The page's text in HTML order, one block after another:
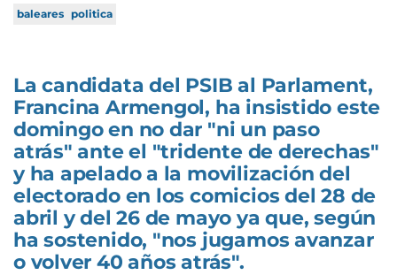
baleares politica
La candidata del PSIB al Parlament,
Francina Armengol, ha insistido este
domingo en no dar "ni un paso
atrás" ante el "tridente de derechas"
y ha apelado a la movilización del
electorado en los comicios del 28 de
abril y del 26 de mayo ya que, según
ha sostenido, "nos jugamos avanzar
o volver 40 años atrás".